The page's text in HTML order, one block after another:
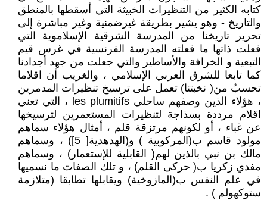
كتابه الكثير من التنظيرات الخبيثة التي أسقطها بالمنطق
والتاريخ - وهو يشير بطريقة غيرضمنية وغير مباشرة إلى
تحرير تاريخنا من المدرسة الشرقية الإسلاموية التي
فعلت ذاتها ما فعلته المدرسة الفرنسية في غرس قيم
التبعية و الخرافة والأساطير والتي جعلت من جهد أجدادنا
كما تابعا للشرق العربي الإسلامي ، والغريب أن اقلاما
تحسبُ من( نخبتنا) تعمل على ترسيخ تنظيرات المدمرين
، هؤلاء الذين وصفهم ساحلي les plumitifs ، التي تعني
اقلام مرددة بسذاجة لتنظيرات المستعمرين لترسيخها
عن غباء ، أو لكونهم مرتزقة قلم ، أمثال هؤلاء سماهم
مولود قاسم ب(المركوبية ) و(الهدهدية[ 5]) ، وسماهم
مالك بن نبي بالذين لهم( القابلية للإستعمار) ، وسماهم
مفدي زكريا ب( حركى القلم) ، و تلك الصفات ما نسميها
في علم النفس ب(المازوخية) ويقابلها تطابقا (متلازمة
ستوكهولم ) .